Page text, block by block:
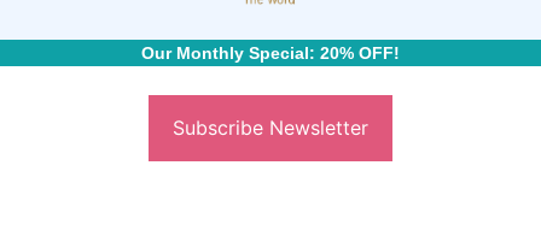
Our Monthly Special: 20% OFF!
Subscribe Newsletter